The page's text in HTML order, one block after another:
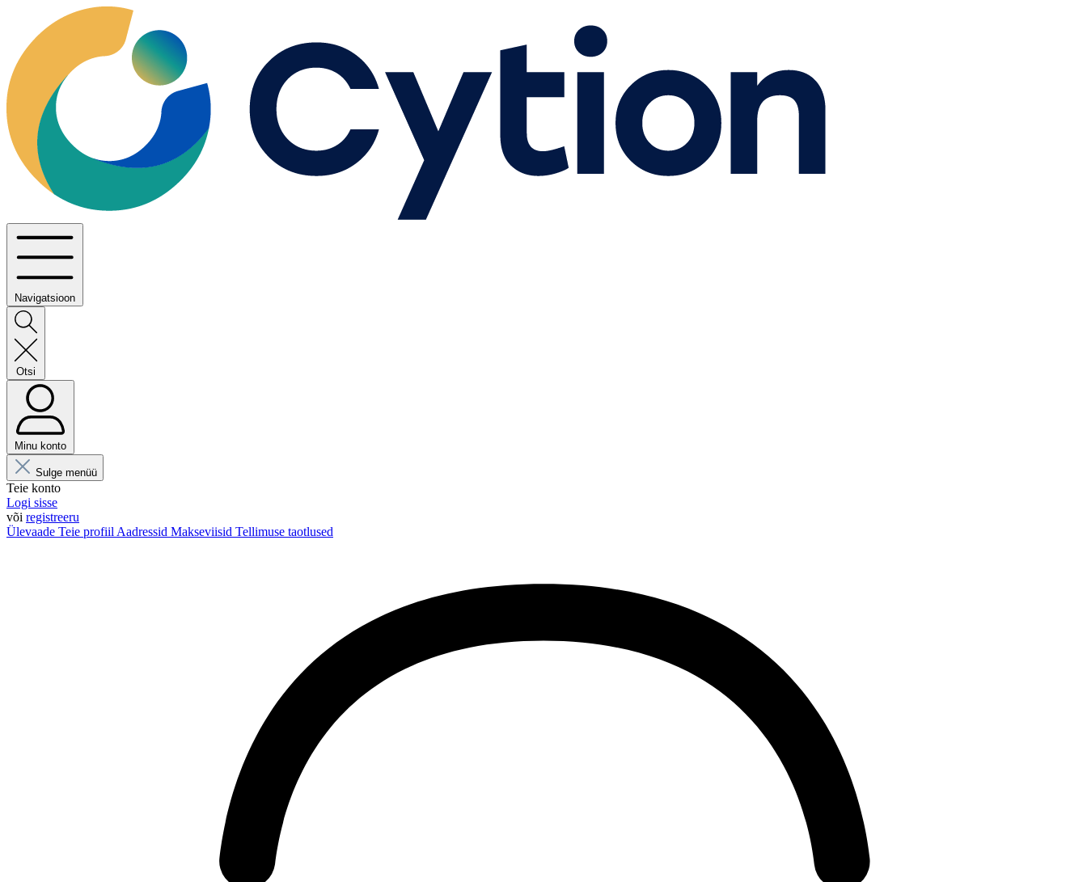
Navigatsioon
Otsi
Minu konto
Sulge menüü
Teie konto
Logi sisse
või registreeru
Ülevaade Teie profiil Aadressid Makseviisid Tellimuse taotlused